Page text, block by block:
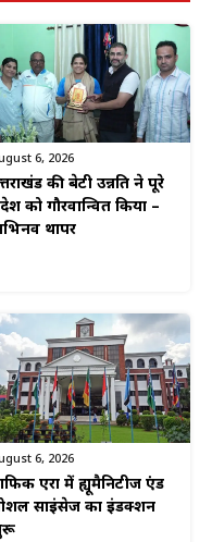
6, 2026
की बेटी उन्नति ने पूरे
को गौरवान्वित किया –
थापर
6, 2026
एरा में ह्यूमैनिटीज एंड
साइंसेज का इंडक्शन